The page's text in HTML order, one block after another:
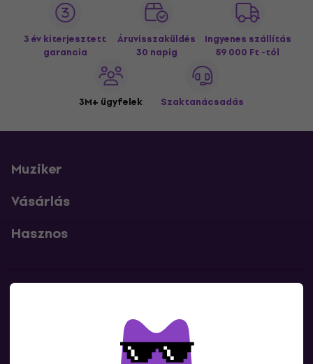
3 év kiterjesztett
garancia
Áruvisszaküldés
30 napig
Ingyenes szállítás
59 000 Ft -tól
3M+ ügyfelek Szaktanácsadás
Muziker
Vásárlás
Hasznos
Lépj kapcsolatba velünk